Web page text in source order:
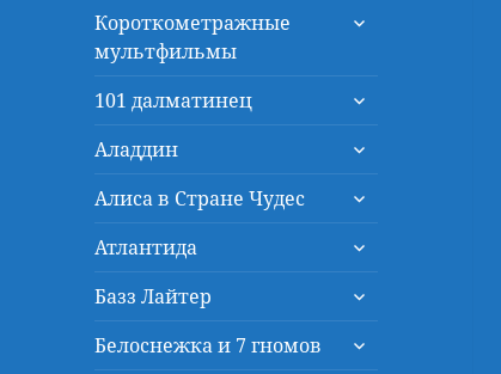
Короткометражные
мультфильмы
раскрыть
101 далматинец
раскрыть
меню
Аладдин
раскрыть
меню
Алиса в Стране Чудес
раскрыть
меню
Атлантида
раскрыть
меню
Базз Лайтер
раскрыть
меню
Белоснежка и 7 гномов
раскрыть